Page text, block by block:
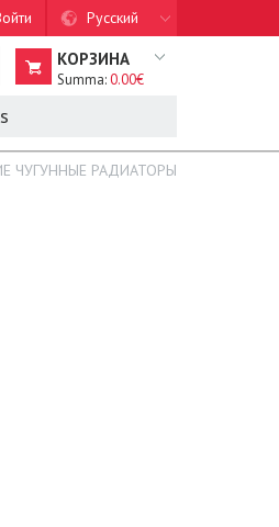
Русский
КОРЗИНА
Summa:0.00€
ЧУГУННЫЕ РАДИАТОРЫ